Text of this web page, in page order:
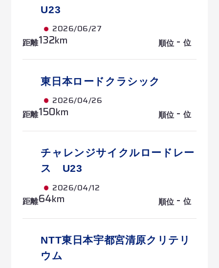
U23
2026/06/27
距離132km 順位 - 位
東日本ロードクラシック
2026/04/26
距離150km 順位 - 位
チャレンジサイクルロードレー
ス U23
2026/04/12
距離64km 順位 - 位
NTT東日本宇都宮清原クリテリ
ウム